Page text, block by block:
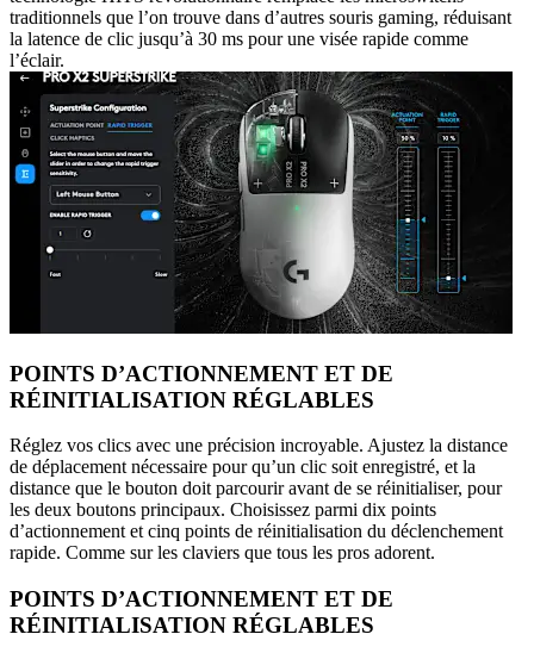
traditionnels que l’on trouve dans d’autres souris gaming, réduisant
la latence de clic jusqu’à 30 ms pour une visée rapide comme
l’éclair.
POINTS D’ACTIONNEMENT ET DE
RÉINITIALISATION RÉGLABLES
Réglez vos clics avec une précision incroyable. Ajustez la distance
de déplacement nécessaire pour qu’un clic soit enregistré, et la
distance que le bouton doit parcourir avant de se réinitialiser, pour
les deux boutons principaux. Choisissez parmi dix points
d’actionnement et cinq points de réinitialisation du déclenchement
rapide. Comme sur les claviers que tous les pros adorent.
POINTS D’ACTIONNEMENT ET DE
RÉINITIALISATION RÉGLABLES